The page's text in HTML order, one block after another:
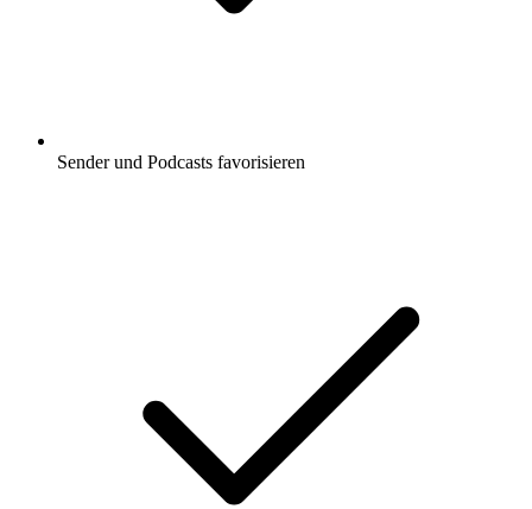
Sender und Podcasts favorisieren